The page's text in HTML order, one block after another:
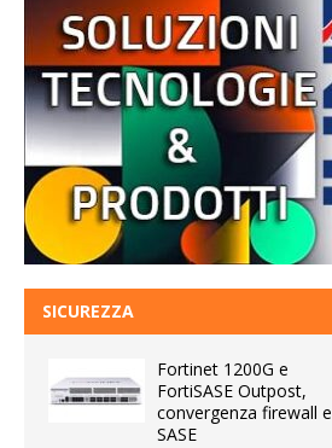
SICUREZZA
Fortinet 1200G e
FortiSASE Outpost,
convergenza firewall e
SASE